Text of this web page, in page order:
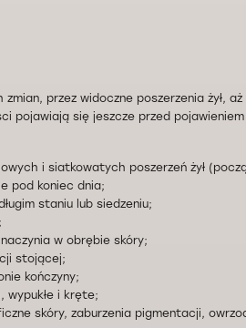
przez widoczne poszerzenia żył, aż
pojawiają się jeszcze przed
i siatkowatych poszerzeń żył
pod koniec dnia;
staniu lub siedzeniu;
w obrębie skóry;
stojącej;
kończyny;
wypukłe i kręte;
skóry, zaburzenia pigmentacji,